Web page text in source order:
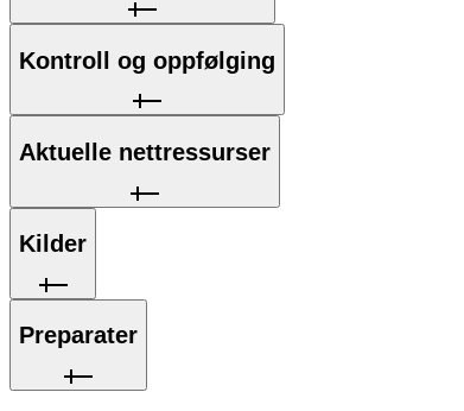
Kontroll og oppfølging
Aktuelle nettressurser
Kilder
Preparater